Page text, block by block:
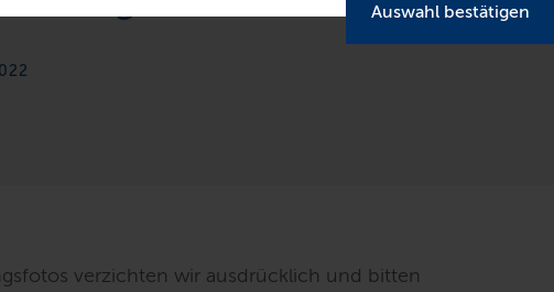
Auswahl bestätigen
verzichten wir ausdrücklich und bitten